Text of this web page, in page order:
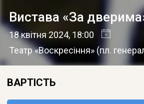
Вистава «За
18 квітня 2024, 18:00
Театр «Воскресіння» (пл.
ВАРТІСТЬ